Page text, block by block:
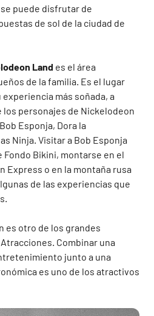
puede disfrutar de
de sol de la ciudad de
Land es el área
de la familia. Es el lugar
más soñada, a
personajes de Nickelodeon
Esponja, Dora la
Ninja. Visitar a Bob Esponja
Fondo Bikini, montarse en el
Express o en la montaña rusa
de las experiencias que
es otro de los grandes
Combinar una
junto a una
es uno de los atractivos